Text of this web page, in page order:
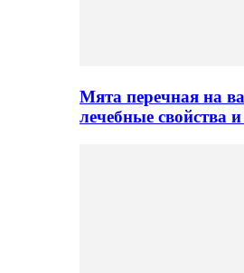
Мята перечная на
лечебные свойства